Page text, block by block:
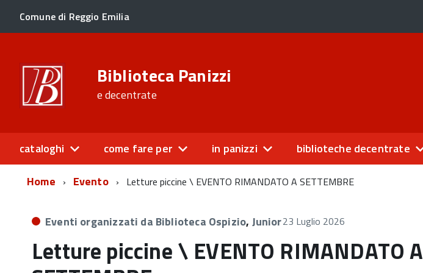
Comune di Reggio Emilia
Biblioteca Panizzi
e decentrate
cataloghi come fare per in panizzi biblioteche decentrate
Home
Evento Letture piccine \ EVENTO RIMANDATO A SETTEMBRE
Eventi organizzati da Biblioteca Ospizio, Junior23 Luglio 2026
Letture piccine \ EVENTO RIMANDATO A